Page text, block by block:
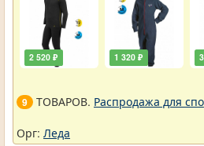
2 520 ₽ 1 320 ₽
9 ТОВАРОВ. Распродажа для
Орг: Леда